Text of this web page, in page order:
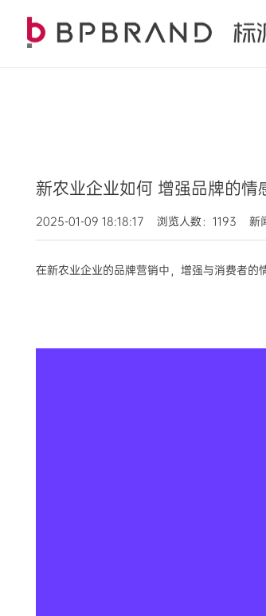
新农业企业如何 增强品牌的情
2025-01-09 18:18:17 浏览人数：1193 新闻
在新农业企业的品牌营销中，增强与消费者的